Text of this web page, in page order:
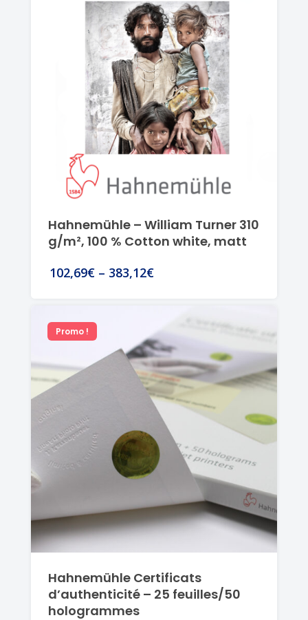
Hahnemühle – William Turner 310
g/m², 100 % Cotton white, matt
102,69€ – 383,12€
Promo !
Hahnemühle Certificats
d’authenticité – 25 feuilles/50
hologrammes